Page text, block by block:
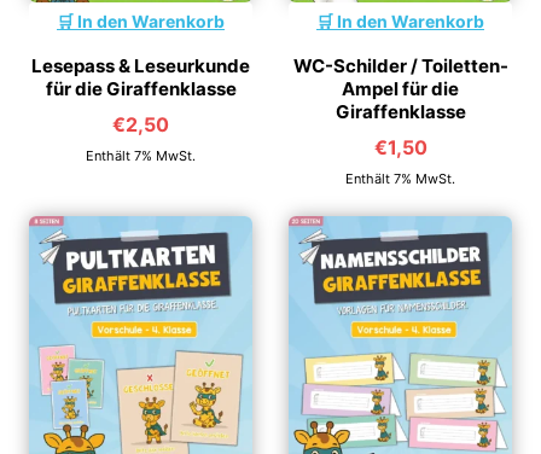
In den Warenkorb
Lesepass & Leseurkunde
für die Giraffenklasse
€2,50
Enthält 7% MwSt.
In den Warenkorb
WC-Schilder / Toiletten-
Ampel für die
Giraffenklasse
€1,50
Enthält 7% MwSt.